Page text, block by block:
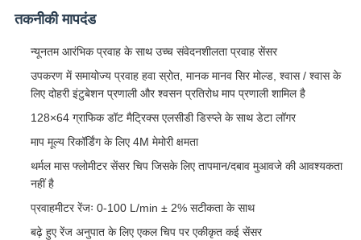
तकनीकी मापदंड
न्यूनतम आरंभिक प्रवाह के साथ उच्च संवेदनशीलता प्रवाह सेंसर
उपकरण में समायोज्य प्रवाह हवा स्रोत, मानक मानव सिर मोल्ड, श्वास / श्वास के
लिए दोहरी इंटुबेशन प्रणाली और श्वसन प्रतिरोध माप प्रणाली शामिल है
128×64 ग्राफिक डॉट मैट्रिक्स एलसीडी डिस्प्ले के साथ डेटा लॉगर
माप मूल्य रिकॉर्डिंग के लिए 4M मेमोरी क्षमता
थर्मल मास फ्लोमीटर सेंसर चिप जिसके लिए तापमान/दबाव मुआवजे की आवश्यकता
नहीं है
प्रवाहमीटर रेंजः 0-100 L/min ± 2% सटीकता के साथ
बढ़े हुए रेंज अनुपात के लिए एकल चिप पर एकीकृत कई सेंसर